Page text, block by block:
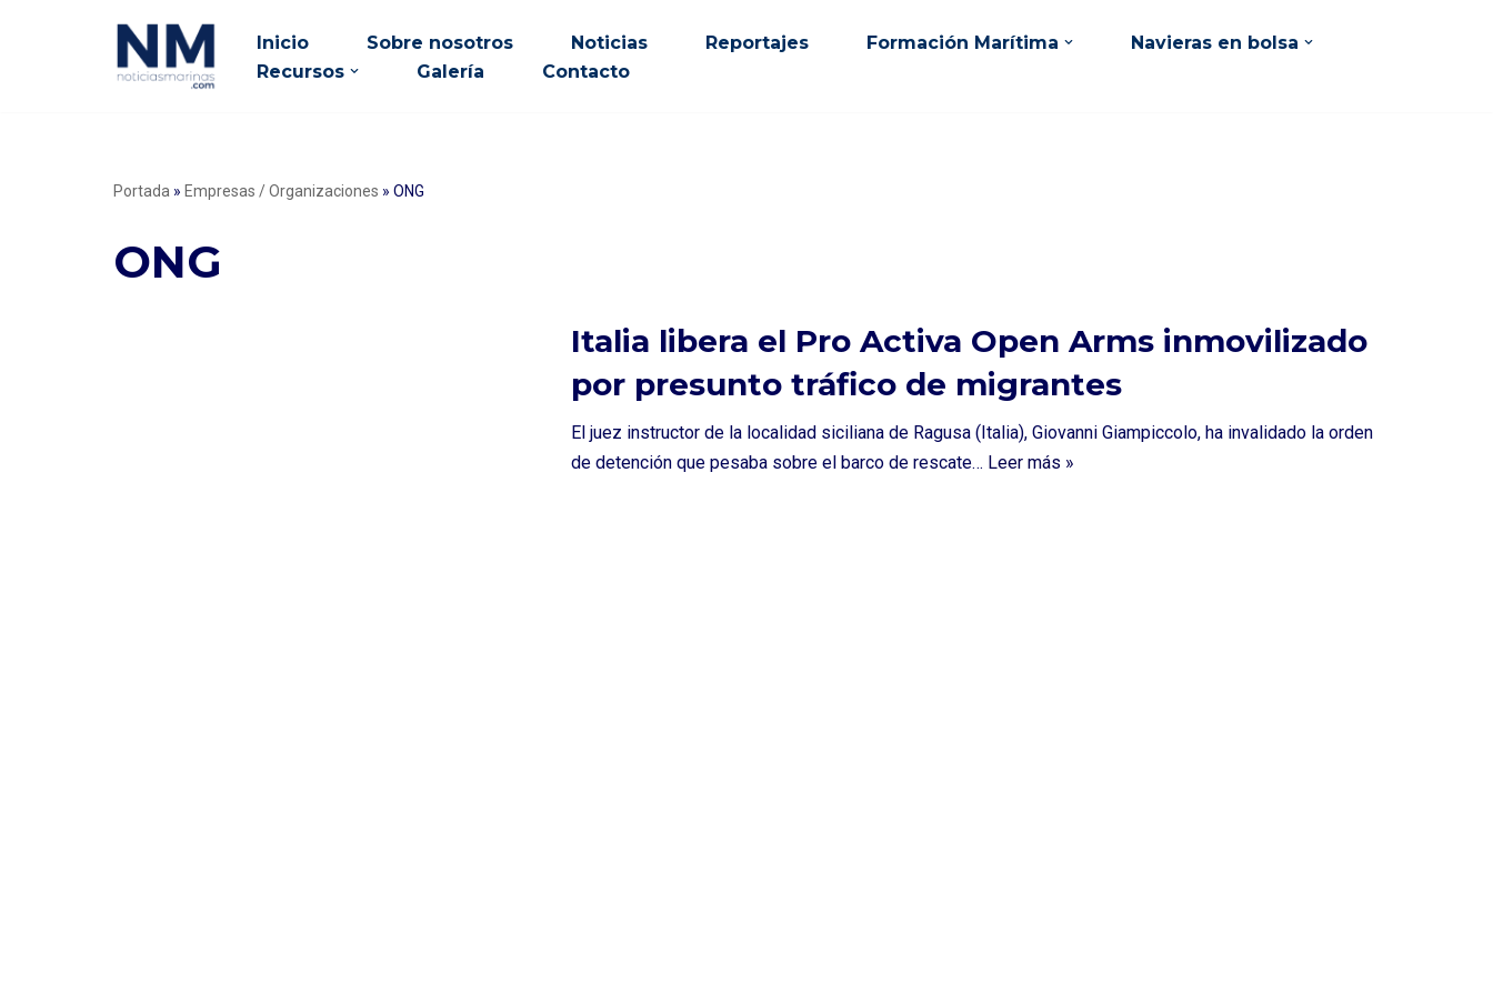
Inicio Sobre nosotros Noticias Reportajes Formación Marítima
Navieras en bolsa
Recursos
Galería Contacto
Portada » Empresas / Organizaciones » ONG
ONG
Italia libera el Pro Activa Open Arms inmovilizado
por presunto tráfico de migrantes
El juez instructor de la localidad siciliana de Ragusa (Italia), Giovanni Giampiccolo, ha invalidado la orden
de detención que pesaba sobre el barco de rescate… Leer más »